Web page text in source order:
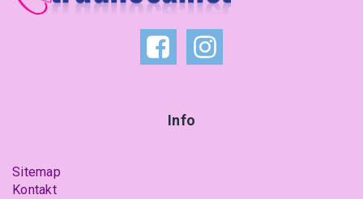
Info
Sitemap
Kontakt